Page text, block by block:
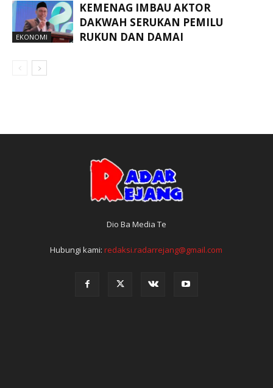
EKONOMI
KEMENAG IMBAU AKTOR
DAKWAH SERUKAN PEMILU
RUKUN DAN DAMAI
Dio Ba Media Te
Hubungi kami:redaksi.radarrejang@gmail.com